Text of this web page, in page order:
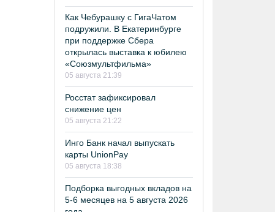
Как Чебурашку с ГигаЧатом
подружили. В Екатеринбурге
при поддержке Сбера
открылась выставка к юбилею
«Союзмультфильма»
05 августа 21:39
Росстат зафиксировал
снижение цен
05 августа 21:22
Инго Банк начал выпускать
карты UnionPay
05 августа 18:38
Подборка выгодных вкладов на
5-6 месяцев на 5 августа 2026